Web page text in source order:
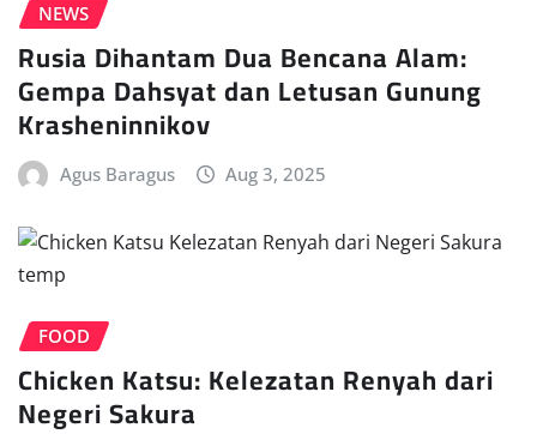
NEWS
Rusia Dihantam Dua Bencana Alam:
Gempa Dahsyat dan Letusan Gunung
Krasheninnikov
Agus Baragus Aug 3, 2025
FOOD
Chicken Katsu: Kelezatan Renyah dari
Negeri Sakura